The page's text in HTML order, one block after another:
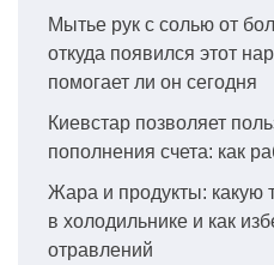
Мытье рук с солью от
откуда появился этот
помогает ли он сегодня
Киевстар позволяет
пополнения счета: как
Жара и продукты: какую
в холодильнике и как
отравлений